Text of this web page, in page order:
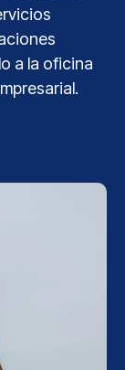
a la oficina